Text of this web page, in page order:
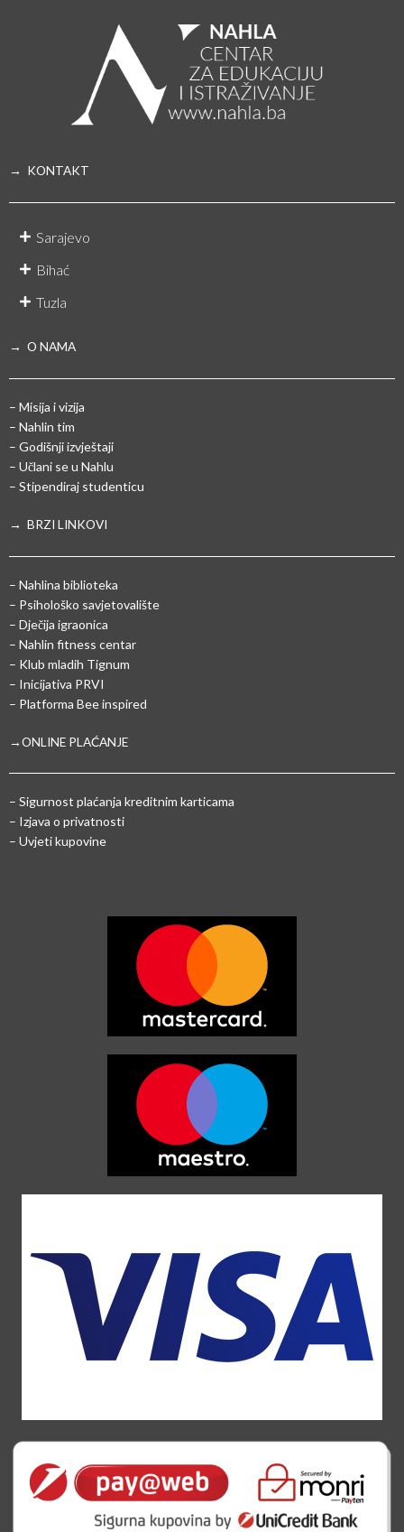
→ KONTAKT
Sarajevo
Bihać
Tuzla
→ O NAMA
– Misija i vizija
– Nahlin tim
– Godišnji izvještaji
– Učlani se u Nahlu
– Stipendiraj studenticu
→ BRZI LINKOVI
– Nahlina biblioteka
– Psihološko savjetovalište
– Dječija igraonica
– Nahlin fitness centar
– Klub mladih Tignum
– Inicijativa PRVI
– Platforma Bee inspired
→ONLINE PLAĆANJE
– Sigurnost plaćanja kreditnim karticama
– Izjava o privatnosti
– Uvjeti kupovine